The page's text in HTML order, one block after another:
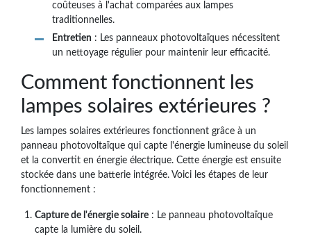
coûteuses à l'achat comparées aux lampes
traditionnelles.
Entretien : Les panneaux photovoltaïques nécessitent
un nettoyage régulier pour maintenir leur efficacité.
Comment fonctionnent les
lampes solaires extérieures ?
Les lampes solaires extérieures fonctionnent grâce à un
panneau photovoltaïque qui capte l'énergie lumineuse du soleil
et la convertit en énergie électrique. Cette énergie est ensuite
stockée dans une batterie intégrée. Voici les étapes de leur
fonctionnement :
Capture de l'énergie solaire : Le panneau photovoltaïque
capte la lumière du soleil.